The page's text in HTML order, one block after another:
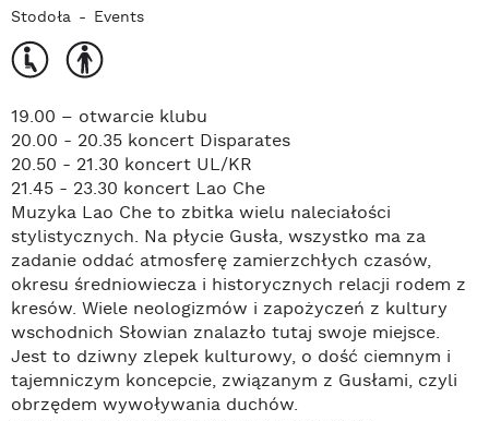
Stodoła Events
19.00 – otwarcie klubu
20.00 - 20.35 koncert Disparates
20.50 - 21.30 koncert UL/KR
21.45 - 23.30 koncert Lao Che
Muzyka Lao Che to zbitka wielu naleciałości
stylistycznych. Na płycie Gusła, wszystko ma za
zadanie oddać atmosferę zamierzchłych czasów,
okresu średniowiecza i historycznych relacji rodem z
kresów. Wiele neologizmów i zapożyczeń z kultury
wschodnich Słowian znalazło tutaj swoje miejsce.
Jest to dziwny zlepek kulturowy, o dość ciemnym i
tajemniczym koncepcie, związanym z Gusłami, czyli
obrzędem wywoływania duchów.